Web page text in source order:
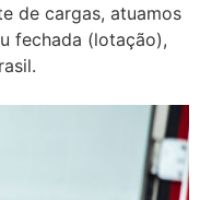
de cargas, atuamos
fechada (lotação),